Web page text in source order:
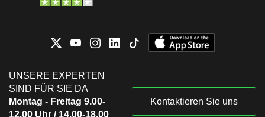
UNSERE EXPERTEN
SIND FÜR SIE DA
Montag - Freitag 9.00-
12.00 Uhr / 14.00-18.00
Kontaktieren Sie uns